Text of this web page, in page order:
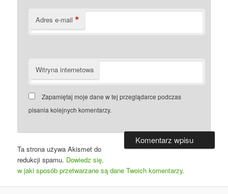
Adres e-mail *
Witryna internetowa
Zapamiętaj moje dane w tej przeglądarce podczas
pisania kolejnych komentarzy.
Ta strona używa Akismet do
redukcji spamu. Dowiedz się,
w jaki sposób przetwarzane są dane Twoich komentarzy.